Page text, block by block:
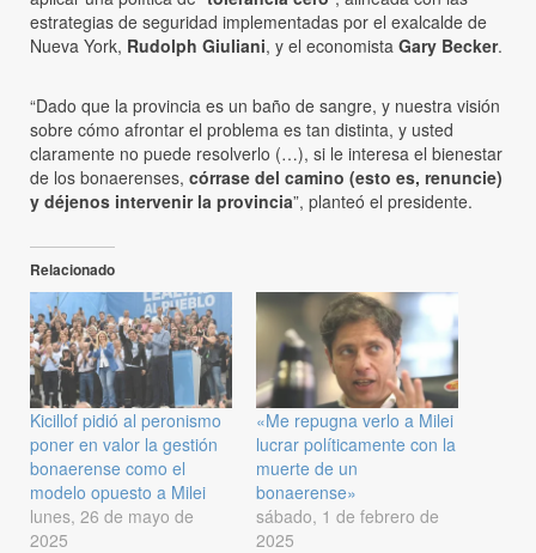
estrategias de seguridad implementadas por el exalcalde de
Nueva York, Rudolph Giuliani, y el economista Gary Becker.
“Dado que la provincia es un baño de sangre, y nuestra visión
sobre cómo afrontar el problema es tan distinta, y usted
claramente no puede resolverlo (…), si le interesa el bienestar
de los bonaerenses, córrase del camino (esto es, renuncie)
y déjenos intervenir la provincia”, planteó el presidente.
Relacionado
Kicillof pidió al peronismo
poner en valor la gestión
bonaerense como el
modelo opuesto a Milei
lunes, 26 de mayo de
2025
«Me repugna verlo a Milei
lucrar políticamente con la
muerte de un
bonaerense»
sábado, 1 de febrero de
2025